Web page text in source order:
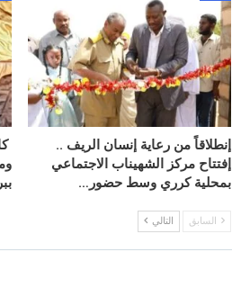
إنطلاقاً من رعاية إنسان الريف ..
إفتتاح مركز الشهيناب الاجتماعي
بمحلية كرري وسط حضور…
السابق التالي